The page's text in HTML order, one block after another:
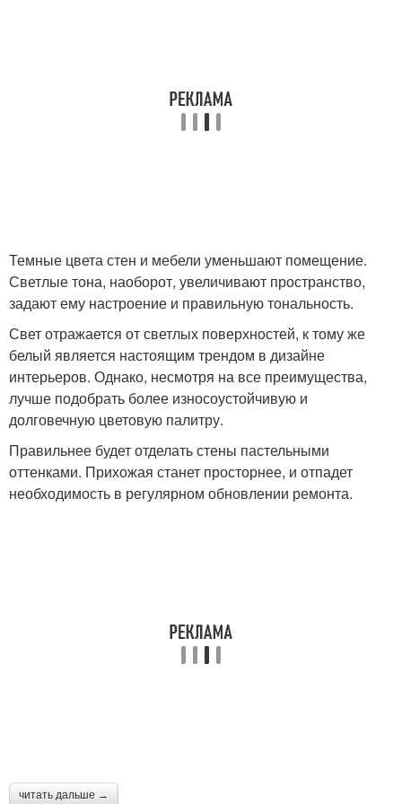
Темные цвета стен и мебели уменьшают помещение.
Светлые тона, наоборот, увеличивают пространство,
задают ему настроение и правильную тональность.
Свет отражается от светлых поверхностей, к тому же
белый является настоящим трендом в дизайне
интерьеров. Однако, несмотря на все преимущества,
лучше подобрать более износоустойчивую и
долговечную цветовую палитру.
Правильнее будет отделать стены пастельными
оттенками. Прихожая станет просторнее, и отпадет
необходимость в регулярном обновлении ремонта.
читать дальше →